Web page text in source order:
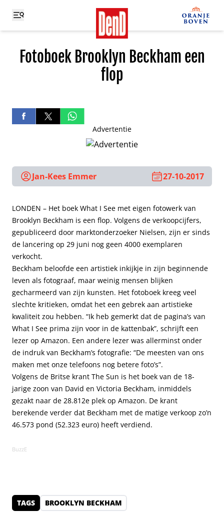
Fotoboek Brooklyn Beckham een
flop
Advertentie
Jan-Kees Emmer 27-10-2017
LONDEN – Het boek What I See met eigen fotowerk van
Brooklyn Beckham is een flop. Volgens de verkoopcijfers,
gepubliceerd door marktonderzoeker Nielsen, zijn er sinds
de lancering op 29 juni nog geen 4000 exemplaren
verkocht.
Beckham beloofde een artistiek inkijkje in zijn beginnende
leven als fotograaf, maar weinig mensen blijken
gecharmeerd van zijn kunsten. Het fotoboek kreeg veel
slechte kritieken, omdat het een gebrek aan artistieke
kwaliteit zou hebben. “Ik heb gemerkt dat de pagina’s van
What I See prima zijn voor in de kattenbak”, schrijft een
lezer op Amazon. Een andere lezer was allerminst onder
de indruk van Beckham’s fotografie: “De meesten van ons
maken met onze telefoons nog betere foto’s”.
Volgens de Britse krant The Sun is het boek van de 18-
jarige zoon van David en Victoria Beckham, inmiddels
gezakt naar de 28.812e plek op Amazon. De krant
berekende verder dat Beckham met de matige verkoop zo’n
46.573 pond (52.323 euro) heeft verdiend.
BuzzE
TAGS BROOKLYN BECKHAM